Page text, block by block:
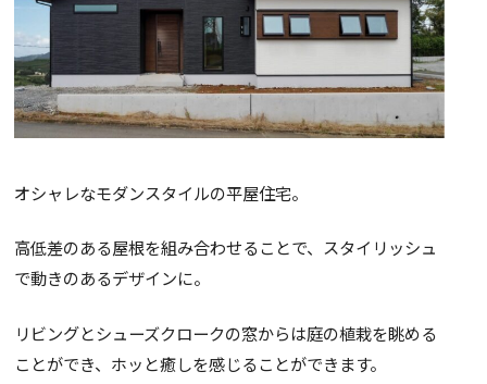
オシャレなモダンスタイルの平屋住宅。
高低差のある屋根を組み合わせることで、スタイリッシュ
で動きのあるデザインに。
リビングとシューズクロークの窓からは庭の植栽を眺める
ことができ、ホッと癒しを感じることができます。